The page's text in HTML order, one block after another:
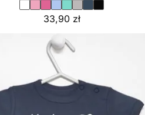
33,90 zł